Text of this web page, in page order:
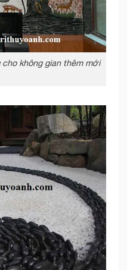
không gian thêm mới